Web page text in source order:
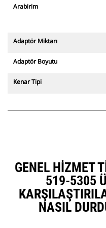
tüm
Arabirim
Adaptör Miktarı
Adaptör Boyutu
Kenar Tipi
GENEL HIZMET
519-5305
NASIL